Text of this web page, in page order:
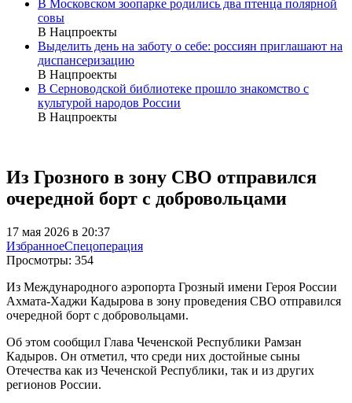
В Московском зоопарке родились два птенца полярной
совы
В Нацпроекты
Выделить день на заботу о себе: россиян приглашают на
диспансеризацию
В Нацпроекты
В Серноводской библиотеке прошло знакомство с
культурой народов России
В Нацпроекты
Из Грозного в зону СВО отправился
очередной борт с добровольцами
17 мая 2026 в 20:37
ИзбранноеСпецоперация
Просмотры: 354
Из Международного аэропорта Грозный имени Героя России
Ахмата-Хаджи Кадырова в зону проведения СВО отправился
очередной борт с добровольцами.
Об этом сообщил Глава Чеченской Республики Рамзан
Кадыров. Он отметил, что среди них достойные сыны
Отечества как из Чеченской Республики, так и из других
регионов России.